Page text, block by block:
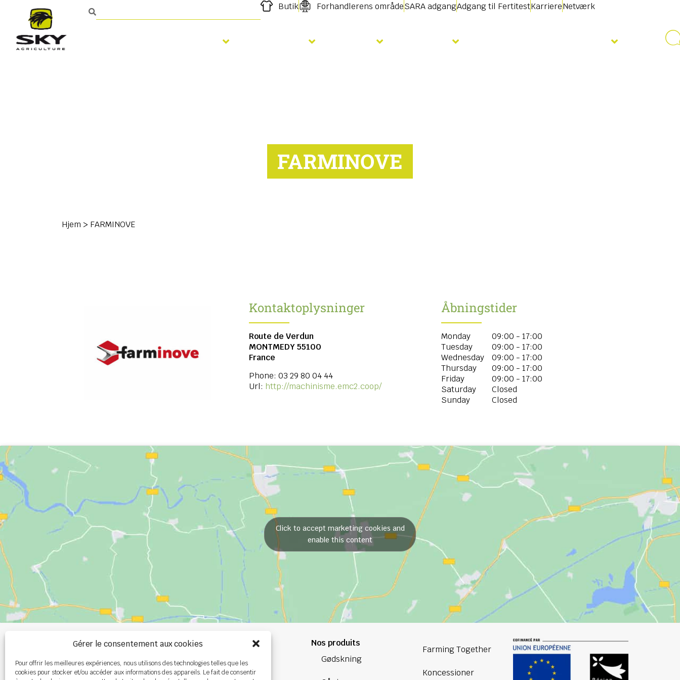
Gérer le consentement aux cookies
Pour offrir les meilleures expériences, nous utilisons des technologies telles que les
cookies pour stocker et/ou accéder aux informations des appareils. Le fait de consentir
Butik Forhandlerens områdeSARA adgangAdgang til FertitestKarriereNetværk
FARMINOVE
Hjem > FARMINOVE
Kontaktoplysninger
Route de Verdun
MONTMEDY55100
France
Phone: 03 29 80 04 44
Url: http://machinisme.emc2.coop/
Åbningstider
Monday
09:00 - 17:00
Tuesday
09:00 - 17:00
Wednesday
09:00 - 17:00
Thursday
09:00 - 17:00
Friday
09:00 - 17:00
Saturday
Closed
Sunday
Closed
Click to accept marketing cookies and
enable this content
+33 (0)2 99 00 84 84
info@burel-group.com
Nos produits
Gødskning
Farming Together
Koncessioner